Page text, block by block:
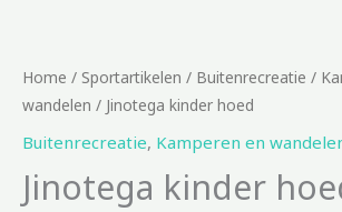
Home / Sportartikelen / Buitenrecreatie /
wandelen / Jinotega kinder hoed
Buitenrecreatie, Kamperen en
Jinotega kinder